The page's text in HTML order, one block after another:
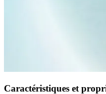
Caractéristiques et